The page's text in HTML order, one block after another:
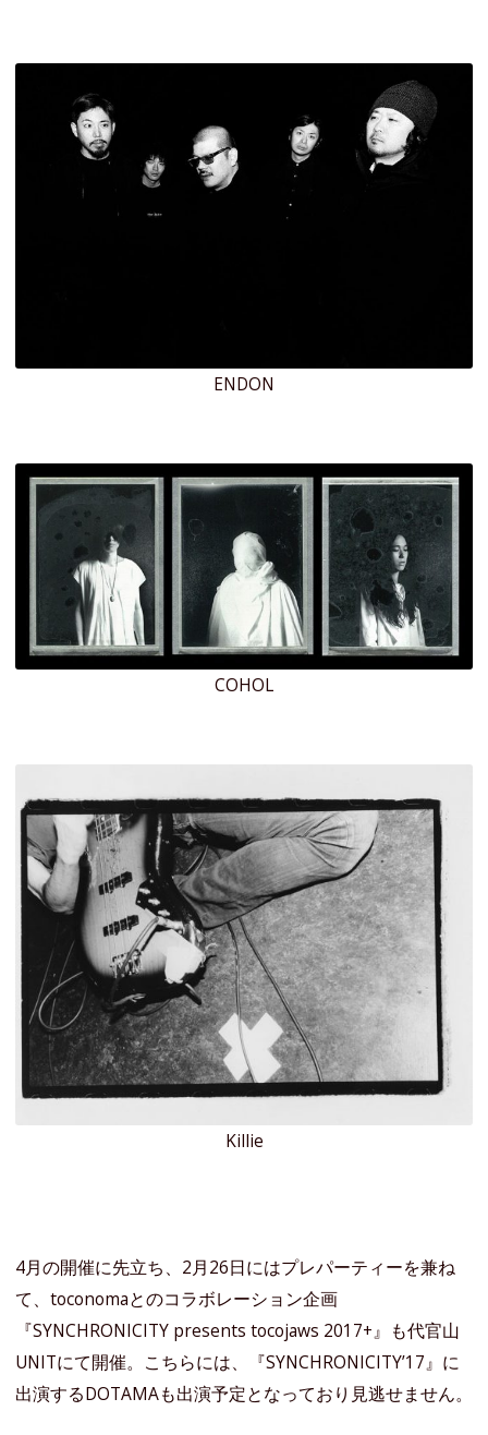
ENDON
COHOL
Killie
4月の開催に先立ち、2月26日にはプレパーティーを兼ね
て、toconomaとのコラボレーション企画
『SYNCHRONICITY presents tocojaws 2017+』も代官山
UNITにて開催。こちらには、『SYNCHRONICITY’17』に
出演するDOTAMAも出演予定となっており見逃せません。